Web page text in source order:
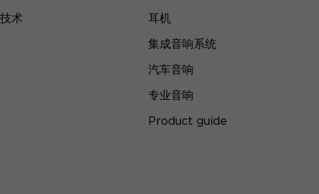
术
耳机
集成音响系统
汽车音响
专业音响
Product guide